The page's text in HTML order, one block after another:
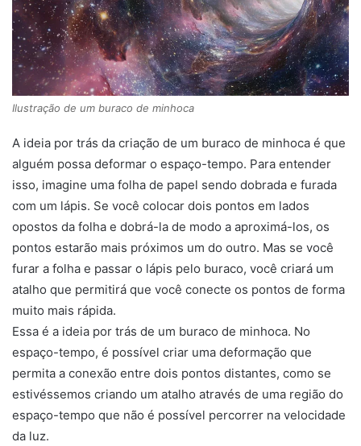
Ilustração de um buraco de minhoca
A ideia por trás da criação de um buraco de minhoca é que
alguém possa deformar o espaço-tempo. Para entender
isso, imagine uma folha de papel sendo dobrada e furada
com um lápis. Se você colocar dois pontos em lados
opostos da folha e dobrá-la de modo a aproximá-los, os
pontos estarão mais próximos um do outro. Mas se você
furar a folha e passar o lápis pelo buraco, você criará um
atalho que permitirá que você conecte os pontos de forma
muito mais rápida.
Essa é a ideia por trás de um buraco de minhoca. No
espaço-tempo, é possível criar uma deformação que
permita a conexão entre dois pontos distantes, como se
estivéssemos criando um atalho através de uma região do
espaço-tempo que não é possível percorrer na velocidade
da luz.